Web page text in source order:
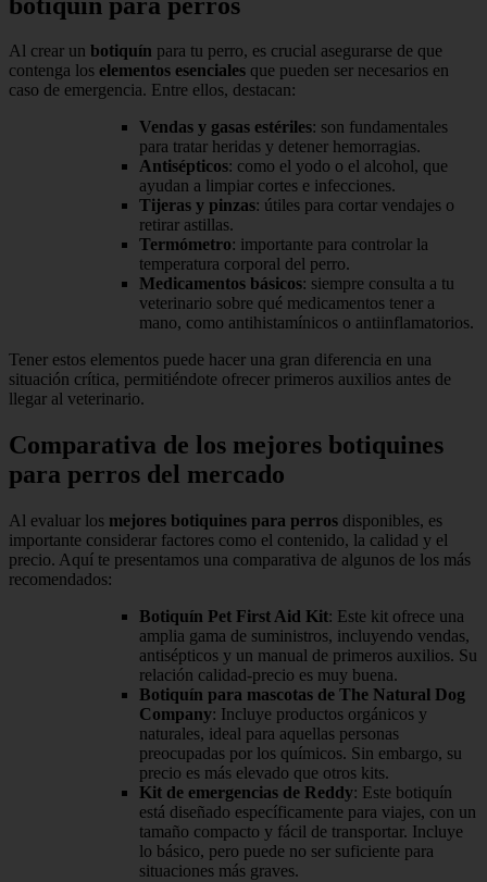
Al crear un botiquín para tu perro, es crucial asegurarse de que
contenga los elementos esenciales que pueden ser necesarios en
caso de emergencia. Entre ellos, destacan:
Vendas y gasas estériles: son fundamentales
para tratar heridas y detener hemorragias.
Antisépticos: como el yodo o el alcohol, que
ayudan a limpiar cortes e infecciones.
Tijeras y pinzas: útiles para cortar vendajes o
retirar astillas.
Termómetro: importante para controlar la
temperatura corporal del perro.
Medicamentos básicos: siempre consulta a tu
veterinario sobre qué medicamentos tener a
mano, como antihistamínicos o antiinflamatorios.
Tener estos elementos puede hacer una gran diferencia en una
situación crítica, permitiéndote ofrecer primeros auxilios antes de
llegar al veterinario.
Comparativa de los mejores botiquines
para perros del mercado
Al evaluar los mejores botiquines para perros disponibles, es
importante considerar factores como el contenido, la calidad y el
precio. Aquí te presentamos una comparativa de algunos de los más
recomendados:
Botiquín Pet First Aid Kit: Este kit ofrece una
amplia gama de suministros, incluyendo vendas,
antisépticos y un manual de primeros auxilios. Su
relación calidad-precio es muy buena.
Botiquín para mascotas de The Natural Dog
Company: Incluye productos orgánicos y
naturales, ideal para aquellas personas
preocupadas por los químicos. Sin embargo, su
precio es más elevado que otros kits.
Kit de emergencias de Reddy: Este botiquín
está diseñado específicamente para viajes, con un
tamaño compacto y fácil de transportar. Incluye
lo básico, pero puede no ser suficiente para
situaciones más graves.